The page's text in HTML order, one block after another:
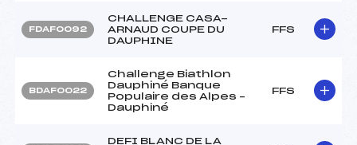
FDAF0092
CHALLENGE CASA-
ARNAUD COUPE DU
DAUPHINE
FFS
BDAF0022
Challenge Biathlon
Dauphiné Banque
Populaire des Alpes –
Dauphiné
FFS
DEFI BLANC DE LA